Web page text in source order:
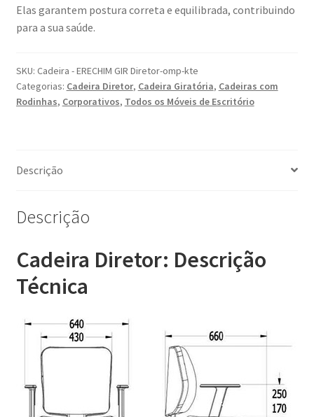
Elas garantem postura correta e equilibrada, contribuindo
para a sua saúde.
SKU: Cadeira - ERECHIM GIR Diretor-omp-kte
Categorias: Cadeira Diretor, Cadeira Giratória, Cadeiras com
Rodinhas, Corporativos, Todos os Móveis de Escritório
Descrição
Descrição
Cadeira Diretor: Descrição
Técnica